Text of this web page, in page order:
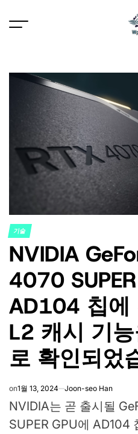
POSTED
IN
기술
NVIDIA
4070
AD104 칩에
L2 캐시 기
로 확인되었
on1월 13, 2024 Joon-seo Han
NVIDIA는 곧 출시될
SUPER GPU에 AD104